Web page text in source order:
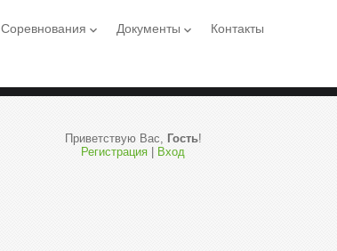
Соревнования keyboard_arrow_down Документы keyboard_arrow_down Контакты
Приветствую Вас, Гость!
Регистрация
Вход